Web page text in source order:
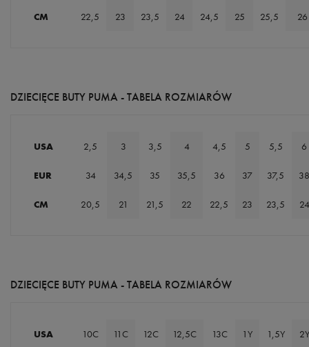
CM 22,5 23 23,5 24 24,5 25 25,5 26
DZIECIĘCE BUTY PUMA - TABELA ROZMIARÓW
USA 2,5 3 3,5 4 4,5 5 5,5 6
EUR 34 34,5 35 35,5 36 37 37,5 38
CM 20,5 21 21,5 22 22,5 23 23,5 24
DZIECIĘCE BUTY PUMA - TABELA ROZMIARÓW
USA 10C 11C 12C 12,5C 13C 1Y 1,5Y 2Y